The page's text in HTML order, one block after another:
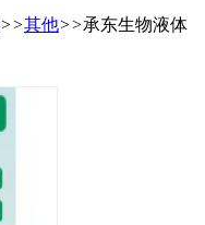
>>其他>>承东生物液体